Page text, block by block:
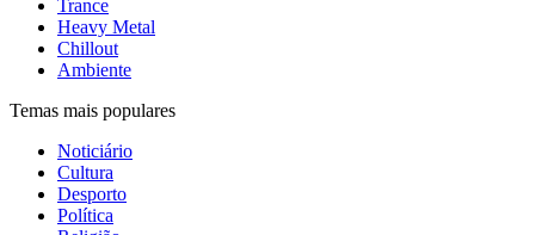
Trance
Heavy Metal
Chillout
Ambiente
Temas mais populares
Noticiário
Cultura
Desporto
Política